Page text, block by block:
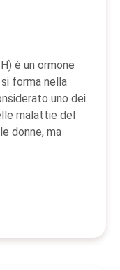
è un ormone
forma nella
uno dei
malattie del
donne, ma